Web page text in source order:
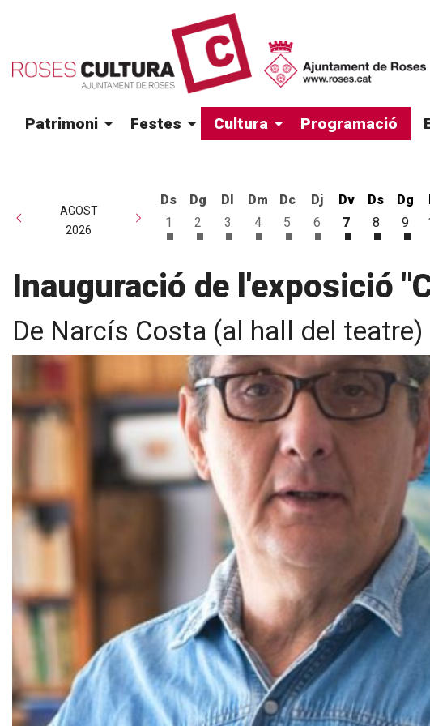
Patrimoni Festes Cultura Programació
AGOST
2026
Ds
1
Dissabte 1 d'agost
Dg
2
Diumenge 2 d'agost
Dl
3
Dilluns 3 d'agost
Dm
4
Dimarts 4 d'agost
Dc
5
Dimecres 5 d'agost
Dj
6
Dijous 6 d'agost
Dv
7
Divendres 7
Ds
8
Dissabte
Dg
9
Inauguració de l'exposició
De Narcís Costa (al hall del teatre)